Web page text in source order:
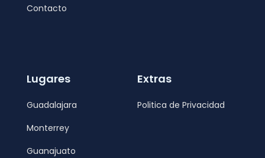
Contacto
Lugares
Guadalajara
Monterrey
Guanajuato
Extras
Politica de Privacidad